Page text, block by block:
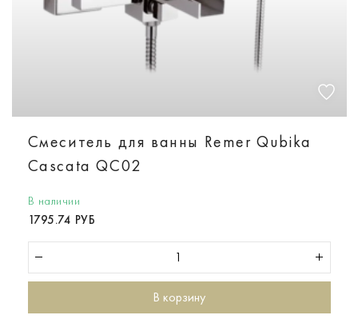
Смеситель для ванны Remer Qubika
Cascata QC02
В наличии
1795.74 РУБ
В корзину